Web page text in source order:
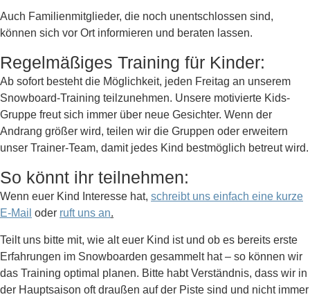
Auch Familienmitglieder, die noch unentschlossen sind,
können sich vor Ort informieren und beraten lassen.
Regelmäßiges Training für Kinder:
Ab sofort besteht die Möglichkeit, jeden Freitag an unserem
Snowboard-Training teilzunehmen. Unsere motivierte Kids-
Gruppe freut sich immer über neue Gesichter. Wenn der
Andrang größer wird, teilen wir die Gruppen oder erweitern
unser Trainer-Team, damit jedes Kind bestmöglich betreut wird.
So könnt ihr teilnehmen:
Wenn euer Kind Interesse hat, schreibt uns einfach eine kurze
E-Mail oder ruft uns an.
Teilt uns bitte mit, wie alt euer Kind ist und ob es bereits erste
Erfahrungen im Snowboarden gesammelt hat – so können wir
das Training optimal planen. Bitte habt Verständnis, dass wir in
der Hauptsaison oft draußen auf der Piste sind und nicht immer